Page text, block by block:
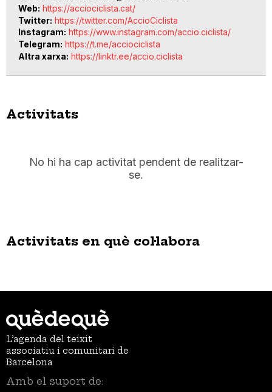
Web https://acciociclista.cat/
Twitter https://twitter.com/AccioCiclista
Instagram https://www.instagram.com/accio.ciclista/
Telegram https://t.me/acciociclista
Altra xarxa https://linktr.ee/accio.ciclista
Activitats
No hi ha cap activitat pendent de realitzar-
se.
Activitats en què col·labora
L’agenda del teixit
associatiu i comunitari de
Barcelona
Amb el suport de: